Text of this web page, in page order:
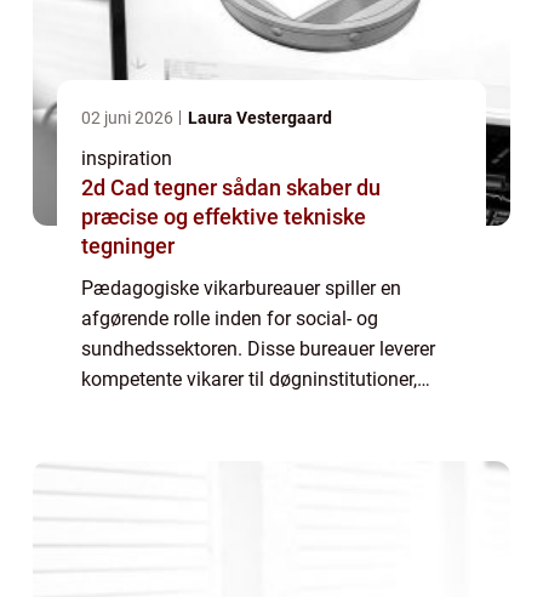
02 juni 2026 Laura Vestergaard
inspiration
2d Cad tegner sådan skaber du
præcise og effektive tekniske
tegninger
Pædagogiske vikarbureauer spiller en
afgørende rolle inden for social- og
sundhedssektoren. Disse bureauer leverer
kompetente vikarer til døgninstitutioner,